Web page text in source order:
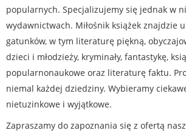
popularnych. Specjalizujemy się jednak w
wydawnictwach. Miłośnik książek znajdzie
gatunków, w tym literaturę piękną,
dzieci i młodzieży, kryminały, fantastykę,
popularnonaukowe oraz literaturę faktu.
niemal każdej dziedziny. Wybieramy
nietuzinkowe i wyjątkowe.
Zapraszamy do zapoznania się z ofertą